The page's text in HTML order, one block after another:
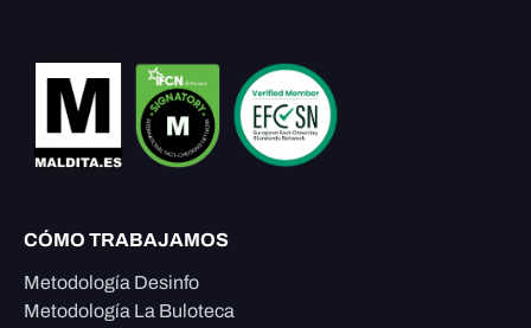
CÓMO TRABAJAMOS
Metodología Desinfo
Metodología La Buloteca